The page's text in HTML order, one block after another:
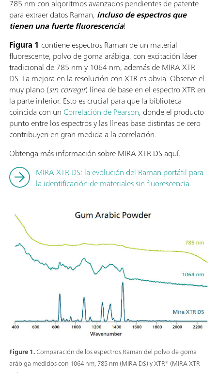
Figure 1.Comparación de los espectros Raman del polvo de goma
arábiga medidos con 1064 nm, 785 nm (MIRA DS) y XTR® (MIRA XTR
785 nm con algoritmos avanzados pendientes de patente
para extraer datos Raman, incluso de espectros que
tienen una fuerte fluorescencia!
Figura 1 contiene espectros Raman de un material
fluorescente, polvo de goma arábiga, con excitación láser
tradicional de 785 nm y 1064 nm, además de MIRA XTR
DS. La mejora en la resolución con XTR es obvia. Observe el
muy plano (sin corregir) línea de base en el espectro XTR en
la parte inferior. Esto es crucial para que la biblioteca
coincida con un Correlación de Pearson, donde el producto
punto entre los espectros y las líneas base distintas de cero
contribuyen en gran medida a la correlación.
Obtenga más información sobre MIRA XTR DS aquí.
MIRA XTR DS: la evolución del Raman portátil para
la identificación de materiales sin fluorescencia